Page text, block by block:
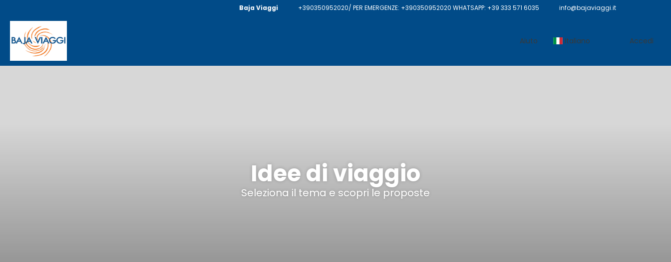
Baja Viaggi +390350952020/ PER EMERGENZE: +390350952020 WHATSAPP: +39 333 571 6035 info@bajaviaggi.it
Aiuto Italiano Accedi
Idee di viaggio
Seleziona il tema e scopri le proposte